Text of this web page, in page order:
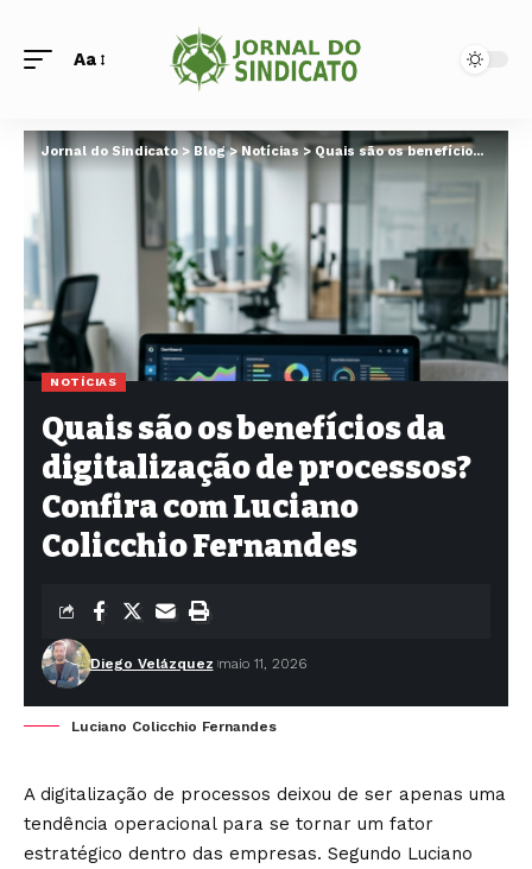
Aa
Jornal do Sindicato>Blog> Notícias> Quais são os benefícios da digitalização de processos? Confira com Luciano Colicchio Fernandes
NOTÍCIAS
Quais são os benefícios da
digitalização de processos?
Confira com Luciano
Colicchio Fernandes
Diego Velázquez maio 11, 2026
Luciano Colicchio Fernandes
A digitalização de processos deixou de ser apenas uma
tendência operacional para se tornar um fator
estratégico dentro das empresas. Segundo Luciano